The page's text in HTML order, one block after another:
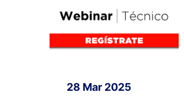
28 Mar 2025